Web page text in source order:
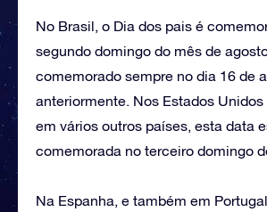
No Brasil, o Dia dos pais é
segundo domingo do mês de
comemorado sempre no dia 16 de
anteriormente. Nos Estados
em vários outros países, esta data
comemorada no terceiro domingo
Na Espanha, e também em